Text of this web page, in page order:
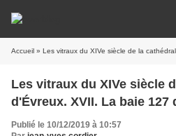
Accueil » Les vitraux du XIVe siècle de la
Les vitraux du XIVe siècle
d'Évreux. XVII. La baie 127
Publié le 10/12/2019 à 10:57